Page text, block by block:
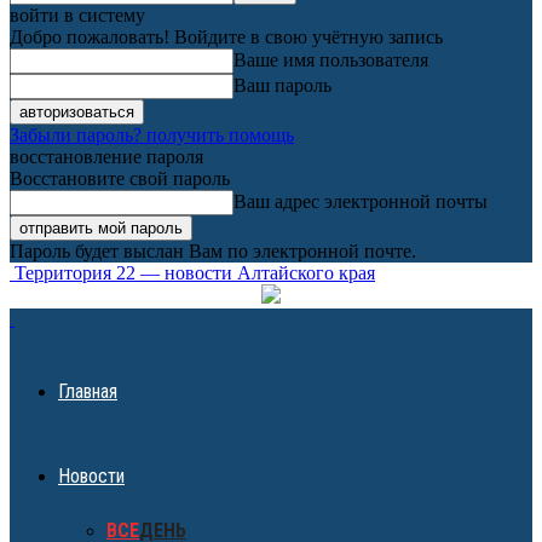
войти в систему
Добро пожаловать! Войдите в свою учётную запись
Ваше имя пользователя
Ваш пароль
Забыли пароль? получить помощь
восстановление пароля
Восстановите свой пароль
Ваш адрес электронной почты
Пароль будет выслан Вам по электронной почте.
Территория 22 — новости Алтайского края
Главная
Новости
ВСЕДЕНЬ